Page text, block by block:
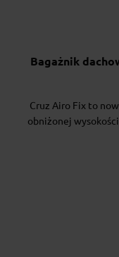
Bagażnik
Cruz Airo Fix to
obniżonej